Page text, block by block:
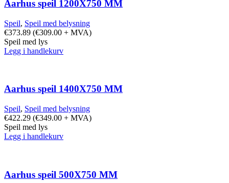
Aarhus speil 1200X750 MM
Speil, Speil med belysning
€373.89 (€309.00 + MVA)
Speil med lys
Legg i handlekurv
Aarhus speil 1400X750 MM
Speil, Speil med belysning
€422.29 (€349.00 + MVA)
Speil med lys
Legg i handlekurv
Aarhus speil 500X750 MM